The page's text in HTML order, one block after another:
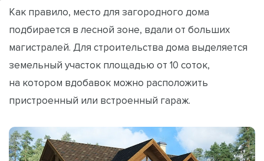
Как правило, место для загородного дома
подбирается в лесной зоне, вдали от больших
магистралей. Для строительства дома выделяется
земельный участок площадью от 10 соток,
на котором вдобавок можно расположить
пристроенный или встроенный гараж.